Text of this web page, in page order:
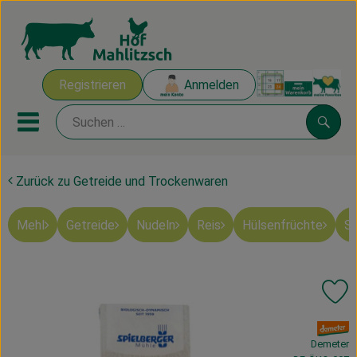
Registrieren Anmelden
Mobiles Menu öffnen oder
Ökokisten
Mahlitzscher Produkte
Zurück zu Getreide und Trockenwaren
Mehl Getreide Nudeln Reis Hülsenfrüchte
, Verband:
Demeter